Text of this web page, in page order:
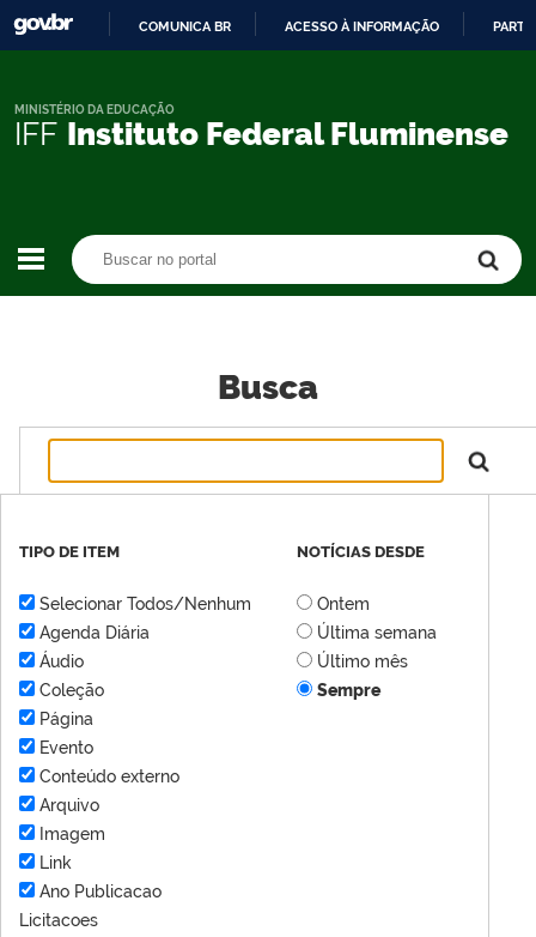
CONTEÚDO
COMUNICA BR ACESSO À INFORMAÇÃO
IFF Instituto Federal Fluminense
MINISTÉRIO DA EDUCAÇÃO
Busca
TIPO DE ITEM
Selecionar Todos/Nenhum
Agenda Diária
Áudio
Coleção
Página
Evento
Conteúdo externo
Arquivo
Imagem
Link
Ano Publicacao
Licitacoes
NOTÍCIAS DESDE
Ontem
Última semana
Último mês
Sempre